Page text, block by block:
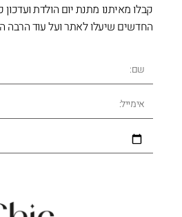
קבלו מאיתנו מתנת יום הולדת
החדשים שיעלו לאתר ועל עוד הרבה